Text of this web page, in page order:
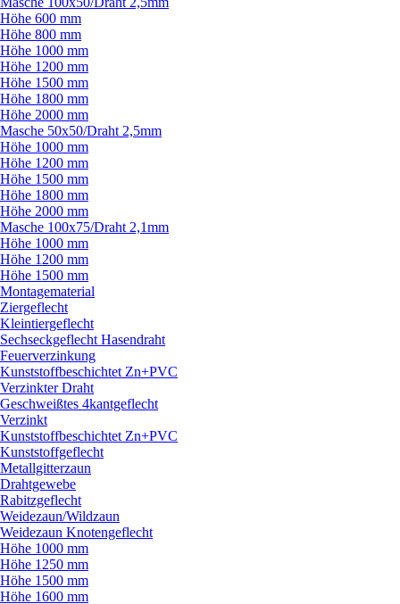
Höhe 600 mm
Höhe 800 mm
Höhe 1000 mm
Höhe 1200 mm
Höhe 1500 mm
Höhe 1800 mm
Höhe 2000 mm
Masche 50x50/Draht 2,5mm
Höhe 1000 mm
Höhe 1200 mm
Höhe 1500 mm
Höhe 1800 mm
Höhe 2000 mm
Masche 100x75/Draht 2,1mm
Höhe 1000 mm
Höhe 1200 mm
Höhe 1500 mm
Montagematerial
Ziergeflecht
Kleintiergeflecht
Sechseckgeflecht Hasendraht
Feuerverzinkung
Kunststoffbeschichtet Zn+PVC
Verzinkter Draht
Geschweißtes 4kantgeflecht
Verzinkt
Kunststoffbeschichtet Zn+PVC
Kunststoffgeflecht
Metallgitterzaun
Drahtgewebe
Rabitzgeflecht
Weidezaun/Wildzaun
Weidezaun Knotengeflecht
Höhe 1000 mm
Höhe 1250 mm
Höhe 1500 mm
Höhe 1600 mm